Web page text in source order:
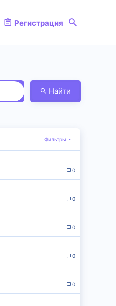
Регистрация
Найти
Фильтры
0
0
0
0
0